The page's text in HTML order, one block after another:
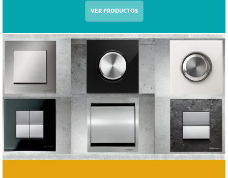
VER PRODUCTOS